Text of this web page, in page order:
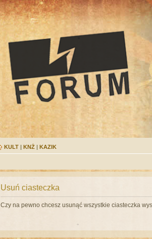
KULT | KNŻ | KAZIK
Usuń ciasteczka
Czy na pewno chcesz usunąć wszystkie ciasteczka